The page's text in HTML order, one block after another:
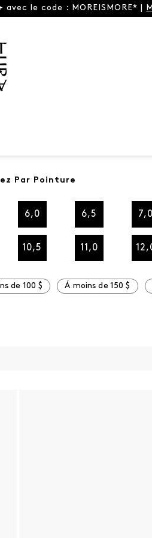
avec le code : MOREISMORE* |
Par Pointure
6,0 6,5 7,0
10,5 11,0
de 100 $ Á moins de 150 $